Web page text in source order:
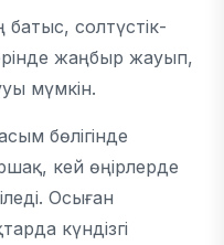
батыс, солтүстік-
жаңбыр жауып,
мүмкін.
бөлігінде
кей өңірлерде
Осыған
күндізгі